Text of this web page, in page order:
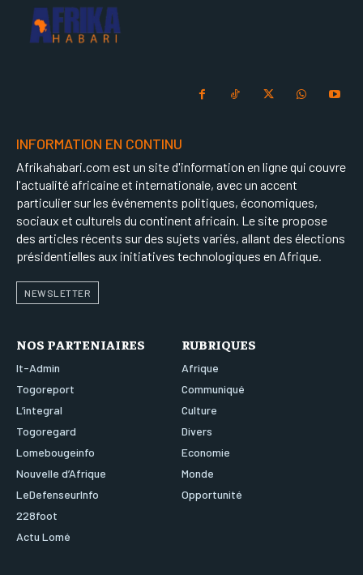
INFORMATION EN CONTINU
Afrikahabari.com est un site d'information en ligne qui couvre
l'actualité africaine et internationale, avec un accent
particulier sur les événements politiques, économiques,
sociaux et culturels du continent africain. Le site propose
des articles récents sur des sujets variés, allant des élections
présidentielles aux initiatives technologiques en Afrique.
NEWSLETTER
NOS PARTENIAIRES
It-Admin
Togoreport
L’integral
Togoregard
Lomebougeinfo
Nouvelle d’Afrique
LeDefenseurInfo
228foot
Actu Lomé
RUBRIQUES
Afrique
Communiqué
Culture
Divers
Economie
Monde
Opportunité